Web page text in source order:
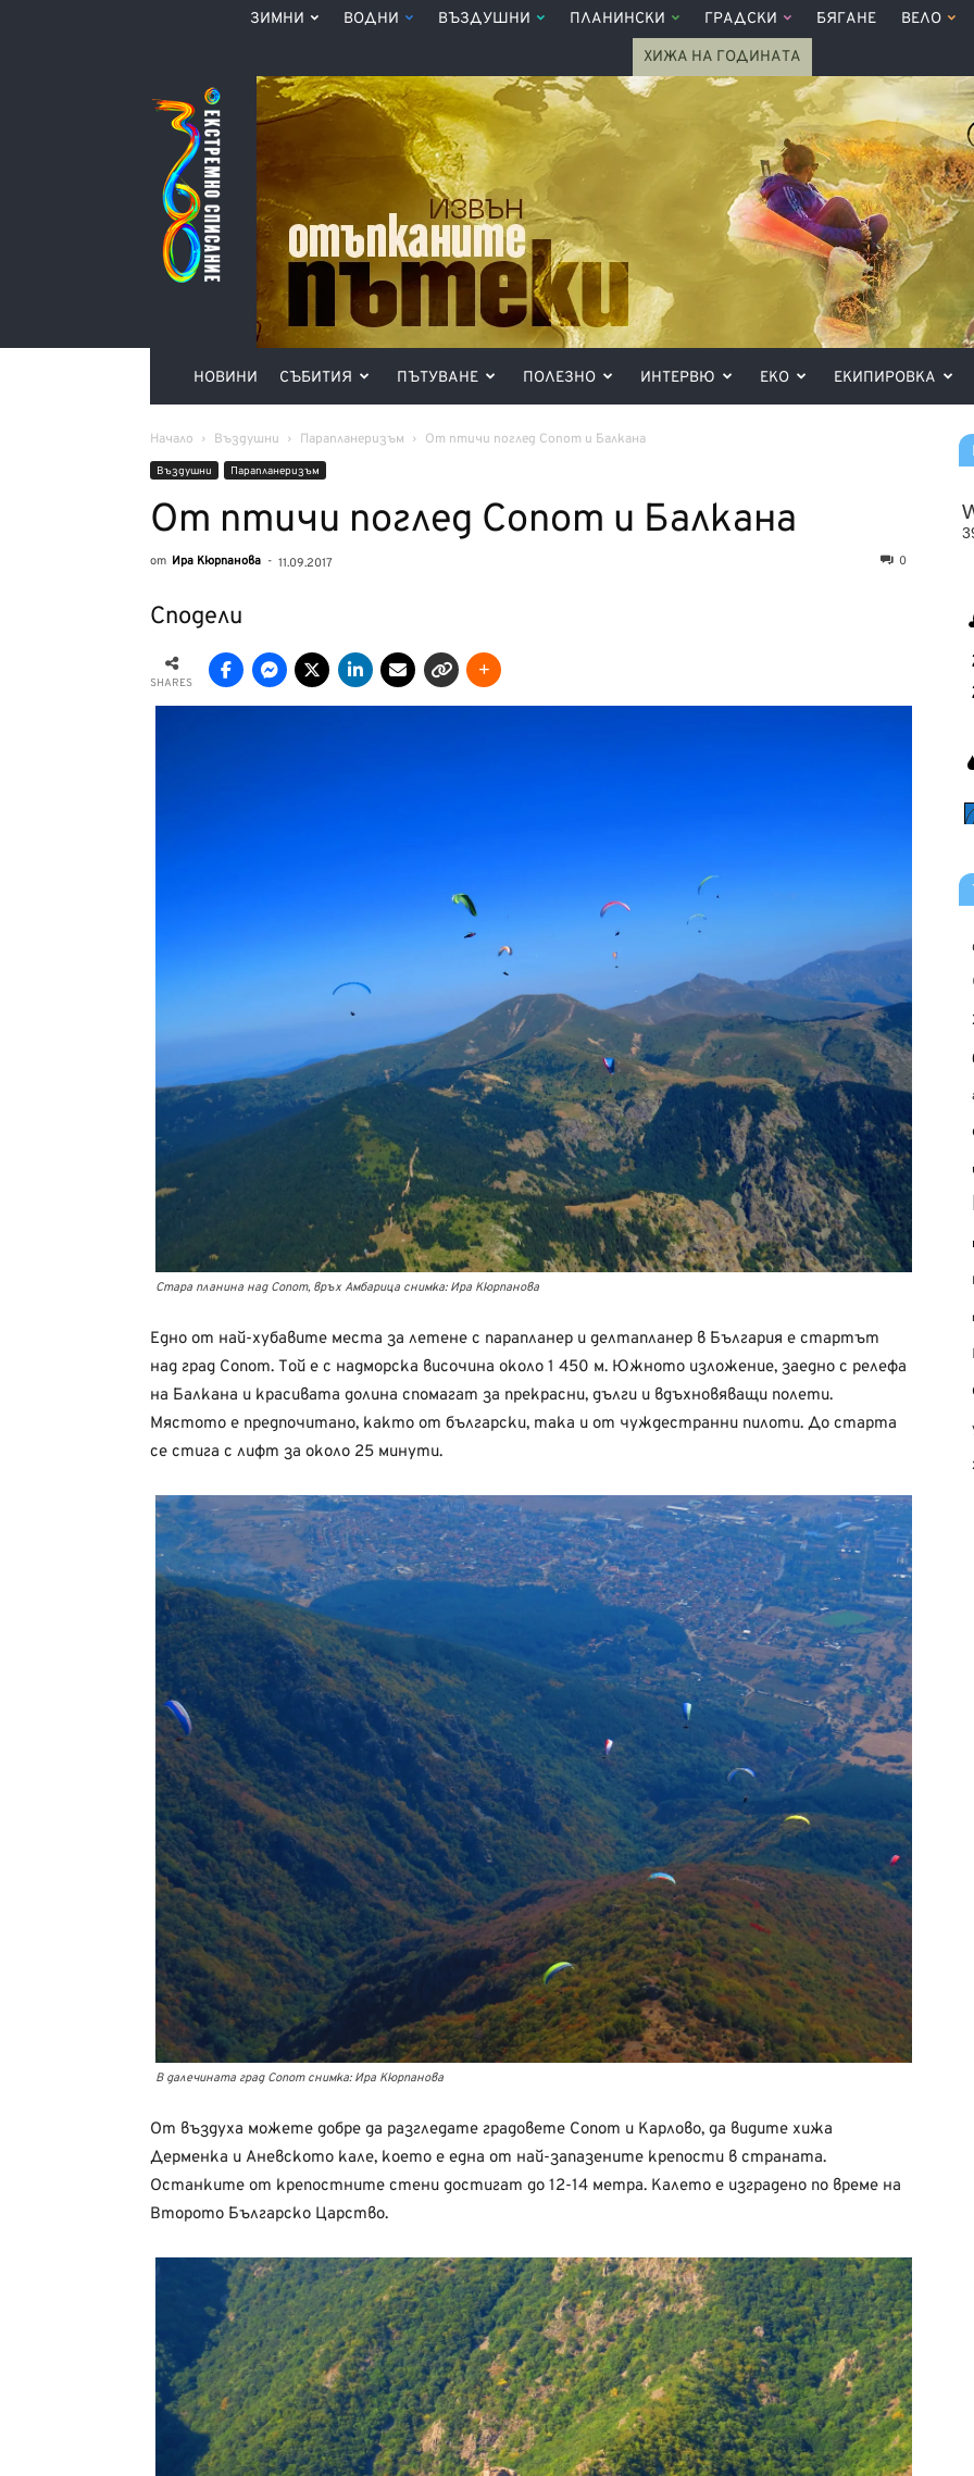
ЗИМНИ ВОДНИ ВЪЗДУШНИ ПЛАНИНСКИ ГРАДСКИ БЯГАНЕ ВЕЛО
ХИЖА НА ГОДИНАТА
Списание
360°
НОВИНИ СЪБИТИЯ ПЪТУВАНЕ ПОЛЕЗНО ИНТЕРВЮ ЕКО ЕКИПИРОВКА
Начало Въздушни Парапланеризъм От птичи поглед Сопот и Балкана
Въздушни Парапланеризъм
От птичи поглед Сопот и Балкана
от Ира Кюрпанова - 11.09.2017 0
Сподели
SHARES
Стара планина над Сопот, връх Амбарица снимка: Ира Кюрпанова
Едно от най-хубавите места за летене с парапланер и делтапланер в България е стартът
над град Сопот. Той е с надморска височина около 1 450 м. Южното изложение, заедно с релефа
на Балкана и красивата долина спомагат за прекрасни, дълги и вдъхновяващи полети.
Мястото е предпочитано, както от български, така и от чуждестранни пилоти. До старта
се стига с лифт за около 25 минути.
В далечината град Сопот снимка: Ира Кюрпанова
От въздуха можете добре да разгледате градовете Сопот и Карлово, да видите хижа
Дерменка и Аневското кале, което е една от най-запазените крепости в страната.
Останките от крепостните стени достигат до 12-14 метра. Калето е изградено по време на
Второто Българско Царство.